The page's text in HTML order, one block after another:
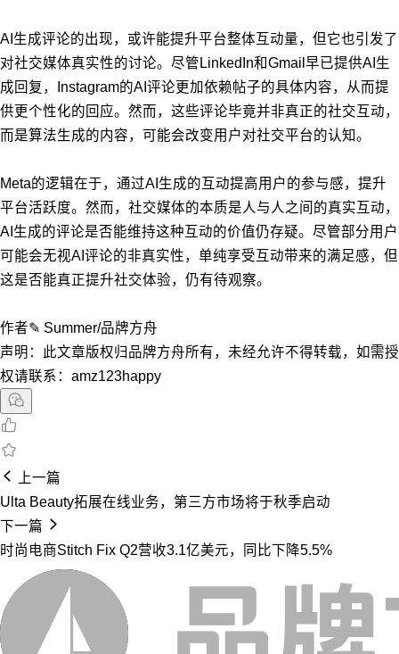
AI生成评论的出现，或许能提升平台整体互动量，但它也引发了
对社交媒体真实性的讨论。尽管LinkedIn和Gmail早已提供AI生
成回复，Instagram的AI评论更加依赖帖子的具体内容，从而提
供更个性化的回应。然而，这些评论毕竟并非真正的社交互动，
而是算法生成的内容，可能会改变用户对社交平台的认知。
Meta的逻辑在于，通过AI生成的互动提高用户的参与感，提升
平台活跃度。然而，社交媒体的本质是人与人之间的真实互动，
AI生成的评论是否能维持这种互动的价值仍存疑。尽管部分用户
可能会无视AI评论的非真实性，单纯享受互动带来的满足感，但
这是否能真正提升社交体验，仍有待观察。
作者✎ Summer/品牌方舟
声明：此文章版权归品牌方舟所有，未经允许不得转载，如需授
权请联系：amz123happy
上一篇
Ulta Beauty拓展在线业务，第三方市场将于秋季启动
下一篇
时尚电商Stitch Fix Q2营收3.1亿美元，同比下降5.5%